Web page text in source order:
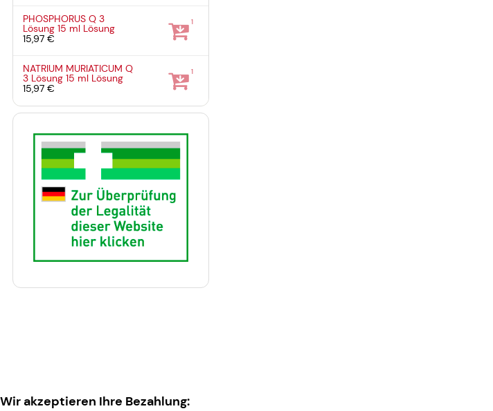
PHOSPHORUS Q 3
Lösung15 ml Lösung
15,97 €
1
NATRIUM MURIATICUM Q
3 Lösung15 ml Lösung
15,97 €
1
Wir akzeptieren Ihre Bezahlung: